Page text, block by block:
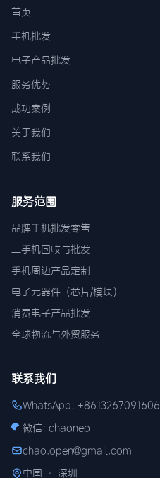
首页
手机批发
电子产品批发
服务优势
成功案例
关于我们
联系我们
服务范围
品牌手机批发零售
二手机回收与批发
手机周边产品定制
电子元器件（芯片/模块）
消费电子产品批发
全球物流与外贸服务
联系我们
WhatsApp: +8613267091606
微信: chaoneo
chao.open@gmail.com
中国 · 深圳